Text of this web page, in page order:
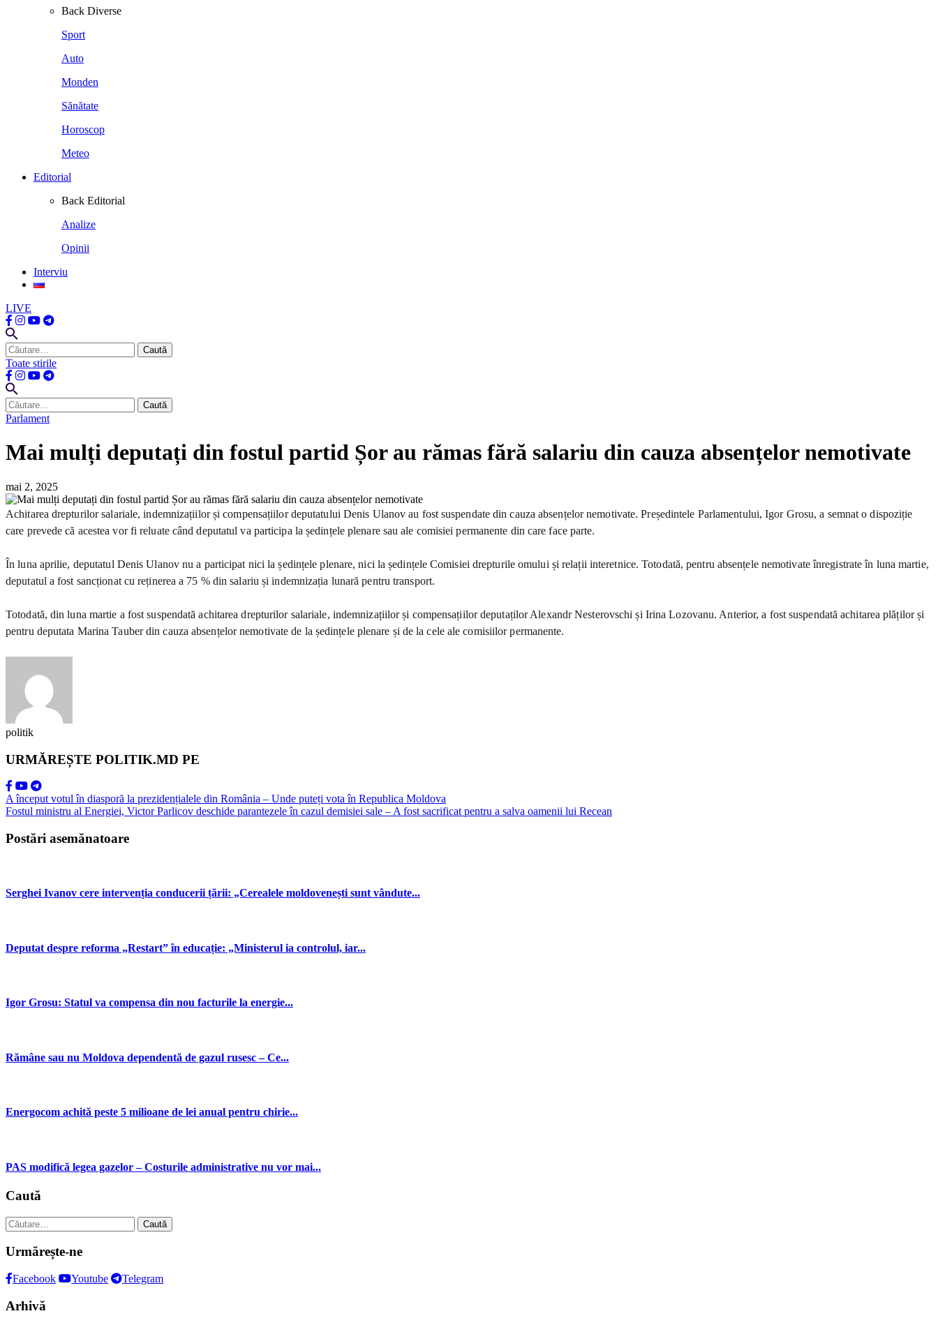
Back Diverse
Sport
Auto
Monden
Sănătate
Horoscop
Meteo
Editorial
Back Editorial
Analize
Opinii
Interviu
LIVE
Caută
după:
Toate stirile
Caută
după:
Parlament
Mai mulți deputați din fostul partid Șor au rămas fără salariu din cauza absențelor nemotivate
mai 2, 2025
Achitarea drepturilor salariale, indemnizațiilor și compensațiilor deputatului Denis Ulanov au fost suspendate din cauza absențelor nemotivate. Președintele Parlamentului, Igor Grosu, a semnat o dispoziție
care prevede că acestea vor fi reluate când deputatul va participa la ședințele plenare sau ale comisiei permanente din care face parte.
În luna aprilie, deputatul Denis Ulanov nu a participat nici la ședințele plenare, nici la ședințele Comisiei drepturile omului și relații interetnice. Totodată, pentru absențele nemotivate înregistrate în luna martie,
deputatul a fost sancționat cu reținerea a 75 % din salariu și indemnizația lunară pentru transport.
Totodată, din luna martie a fost suspendată achitarea drepturilor salariale, indemnizațiilor și compensațiilor deputaților Alexandr Nesterovschi și Irina Lozovanu. Anterior, a fost suspendată achitarea plăților și
pentru deputata Marina Tauber din cauza absențelor nemotivate de la ședințele plenare și de la cele ale comisiilor permanente.
politik
URMĂREȘTE POLITIK.MD PE
A început votul în diasporă la prezidențialele din România – Unde puteți vota în Republica Moldova
Fostul ministru al Energiei, Victor Parlicov deschide parantezele în cazul demisiei sale – A fost sacrificat pentru a salva oamenii lui Recean
Postări asemănatoare
Serghei Ivanov cere intervenția conducerii țării: „Cerealele moldovenești sunt vândute...
Deputat despre reforma „Restart” în educație: „Ministerul ia controlul, iar...
Igor Grosu: Statul va compensa din nou facturile la energie...
Rămâne sau nu Moldova dependentă de gazul rusesc – Ce...
Energocom achită peste 5 milioane de lei anual pentru chirie...
PAS modifică legea gazelor – Costurile administrative nu vor mai...
Caută
Caută
după:
Urmărește-ne
Facebook Youtube Telegram
Arhivă